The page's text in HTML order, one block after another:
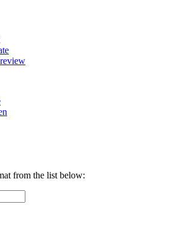
from the list below: